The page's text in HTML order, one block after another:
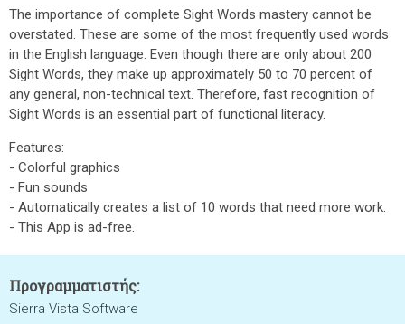
The importance of complete Sight Words mastery cannot be
overstated. These are some of the most frequently used words
in the English language. Even though there are only about 200
Sight Words, they make up approximately 50 to 70 percent of
any general, non-technical text. Therefore, fast recognition of
Sight Words is an essential part of functional literacy.
Features:
- Colorful graphics
- Fun sounds
- Automatically creates a list of 10 words that need more work.
- This App is ad-free.
Προγραμματιστής:
Sierra Vista Software